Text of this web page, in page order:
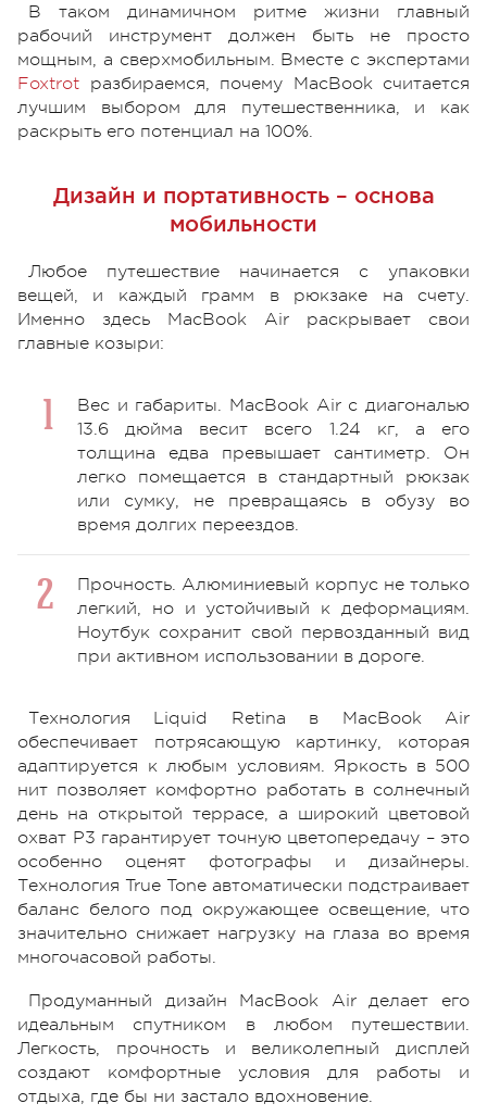
В таком динамичном ритме жизни главный
рабочий инструмент должен быть не просто
мощным, а сверхмобильным. Вместе с экспертами
Foxtrot разбираемся, почему MacBook считается
лучшим выбором для путешественника, и как
раскрыть его потенциал на 100%.
Дизайн и портативность – основа
мобильности
Любое путешествие начинается с упаковки
вещей, и каждый грамм в рюкзаке на счету.
Именно здесь MacBook Air раскрывает свои
главные козыри:
Вес и габариты. MacBook Air с диагональю
13.6 дюйма весит всего 1.24 кг, а его
толщина едва превышает сантиметр. Он
легко помещается в стандартный рюкзак
или сумку, не превращаясь в обузу во
время долгих переездов.
Прочность. Алюминиевый корпус не только
легкий, но и устойчивый к деформациям.
Ноутбук сохранит свой первозданный вид
при активном использовании в дороге.
Технология Liquid Retina в MacBook Air
обеспечивает потрясающую картинку, которая
адаптируется к любым условиям. Яркость в 500
нит позволяет комфортно работать в солнечный
день на открытой террасе, а широкий цветовой
охват P3 гарантирует точную цветопередачу – это
особенно оценят фотографы и дизайнеры.
Технология True Tone автоматически подстраивает
баланс белого под окружающее освещение, что
значительно снижает нагрузку на глаза во время
многочасовой работы.
Продуманный дизайн MacBook Air делает его
идеальным спутником в любом путешествии.
Легкость, прочность и великолепный дисплей
создают комфортные условия для работы и
отдыха, где бы ни застало вдохновение.